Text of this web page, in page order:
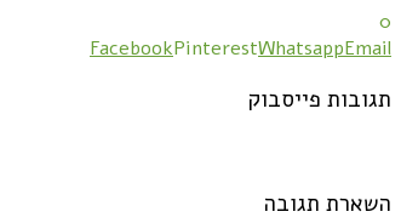
0
FacebookPinterestWhatsappEmail
תגובות פייסבוק
השארת תגובה